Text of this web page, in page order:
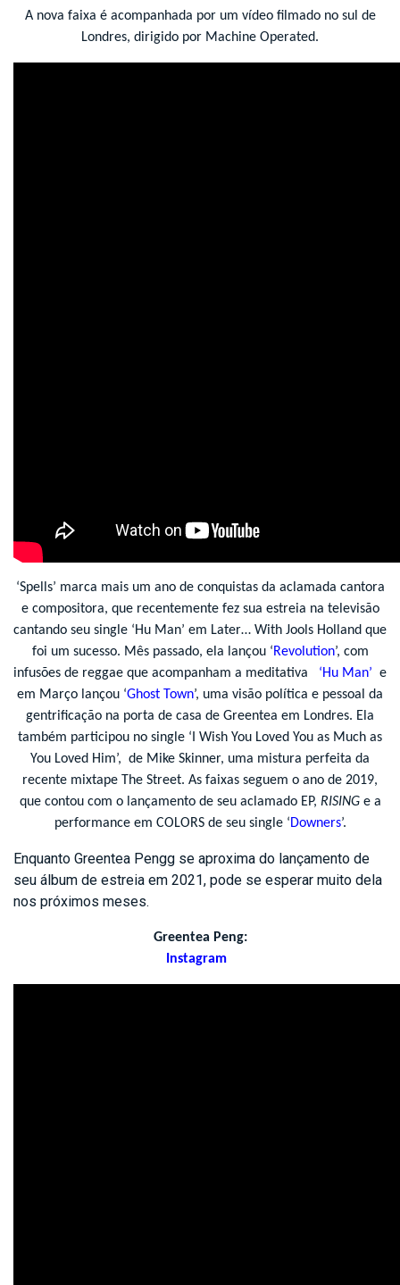
A nova faixa é acompanhada por um vídeo filmado no sul de
Londres, dirigido por Machine Operated.
‘Spells’ marca mais um ano de conquistas da aclamada cantora
e compositora, que recentemente fez sua estreia na televisão
cantando seu single ‘Hu Man’ em Later… With Jools Holland que
foi um sucesso. Mês passado, ela lançou ‘Revolution’, com
infusões de reggae que acompanham a meditativa ‘Hu Man’ e
em Março lançou ‘Ghost Town’, uma visão política e pessoal da
gentrificação na porta de casa de Greentea em Londres. Ela
também participou no single ‘I Wish You Loved You as Much as
You Loved Him’, de Mike Skinner, uma mistura perfeita da
recente mixtape The Street. As faixas seguem o ano de 2019,
que contou com o lançamento de seu aclamado EP, RISINGe a
performance em COLORS de seu single ‘Downers’.
Enquanto Greentea Pengg se aproxima do lançamento de
seu álbum de estreia em 2021, pode se esperar muito dela
nos próximos meses.
Greentea Peng:
Instagram